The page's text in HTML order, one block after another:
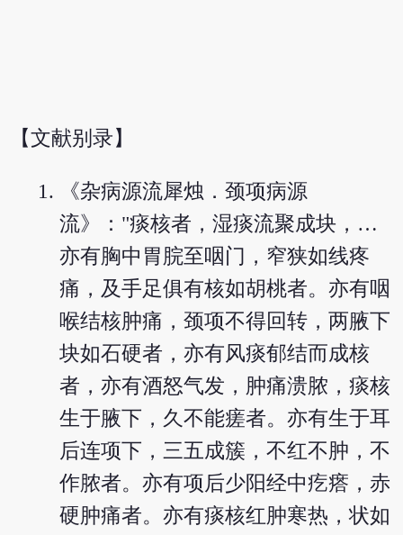
【文献别录】
《杂病源流犀烛．颈项病源
流》："痰核者，湿痰流聚成块，…
亦有胸中胃脘至咽门，窄狭如线疼
痛，及手足俱有核如胡桃者。亦有咽
喉结核肿痛，颈项不得回转，两腋下
块如石硬者，亦有风痰郁结而成核
者，亦有酒怒气发，肿痛溃脓，痰核
生于腋下，久不能瘥者。亦有生于耳
后连项下，三五成簇，不红不肿，不
作脓者。亦有项后少阳经中疙瘩，赤
硬肿痛者。亦有痰核红肿寒热，状如